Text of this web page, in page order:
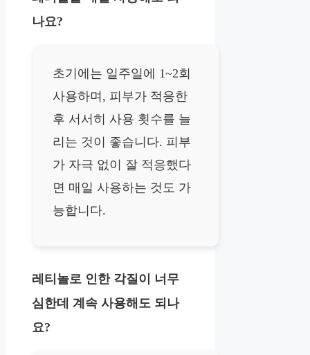
나요?
초기에는 일주일에 1~2회
사용하며, 피부가 적응한
후 서서히 사용 횟수를 늘
리는 것이 좋습니다. 피부
가 자극 없이 잘 적응했다
면 매일 사용하는 것도 가
능합니다.
레티놀로 인한 각질이 너무
심한데 계속 사용해도 되나
요?